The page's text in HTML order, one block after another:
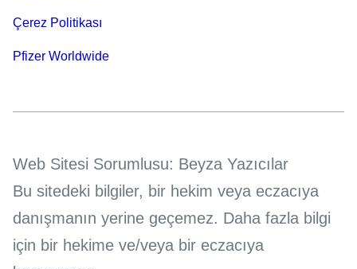
Çerez Politikası
Pfizer Worldwide
Web Sitesi Sorumlusu: Beyza Yazıcılar
Bu sitedeki bilgiler, bir hekim veya eczacıya
danışmanın yerine geçemez. Daha fazla bilgi
için bir hekime ve/veya bir eczacıya